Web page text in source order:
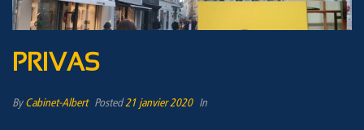
PRIVAS
By Cabinet-Albert Posted21 janvier 2020 In